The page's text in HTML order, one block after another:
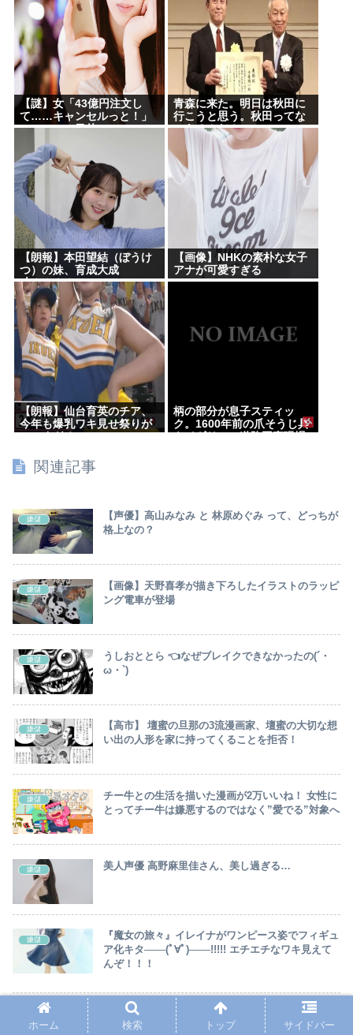
【謎】女「43億円注文し
て……キャンセルっと！」
←こいつの目的ｗ
青森に来た。明日は秋田に
行こうと思う。秋田ってな
にあるんだ？
【朗報】本田望結（ぼうけ
つ）の妹、育成大成
功！！！！
【画像】NHKの素朴な女子
アナが可愛すぎる
【朗報】仙台育英のチア、
今年も爆乳ワキ見せ祭りが
柄の部分が息子スティッ
ク。1600年前の爪そうじ具
関連記事
嫌儲
【声優】高山みなみ と 林原めぐみ って、どっちが
格上なの？
嫌儲
【画像】天野喜孝が描き下ろしたイラストのラッピ
ング電車が登場
嫌儲
うしおととら 👈なぜブレイクできなかったの(´・
ω・`)
嫌儲
【高市】 壇蜜の旦那の3流漫画家、壇蜜の大切な想
い出の人形を家に持ってくることを拒否！
嫌儲
チー牛との生活を描いた漫画が2万いいね！ 女性に
とってチー牛は嫌悪するのではなく”愛でる”対象へ
嫌儲 美人声優 高野麻里佳さん、美し過ぎる…
嫌儲
『魔女の旅々』イレイナがワンピース姿でフィギュ
ア化キタ───(ﾟ∀ﾟ)───!!!!! エチエチなワキ見えて
んぞ！！！
「碇シンジ」ってなんでエヴァ女子達を放置して
「カヲル君」と仲良くしてたの？
ホーム 検索 トップ サイドバー